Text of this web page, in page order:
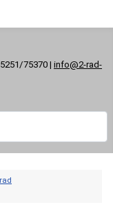
75370 | info@2-rad-